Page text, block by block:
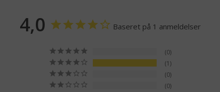
4,0 Baseret på 1 anmeldelser
0
1
0
0